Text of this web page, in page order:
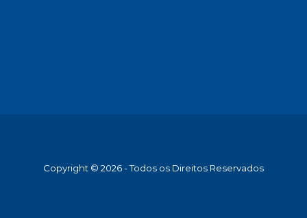
Copyright © 2026 - Todos os Direitos Reservados